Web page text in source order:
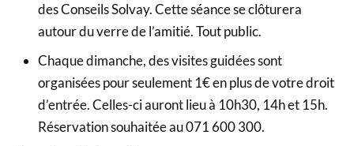
des Conseils Solvay. Cette séance se clôturera
autour du verre de l’amitié. Tout public.
Chaque dimanche, des visites guidées sont
organisées pour seulement 1€ en plus de votre droit
d’entrée. Celles-ci auront lieu à 10h30, 14h et 15h.
Réservation souhaitée au 071 600 300.